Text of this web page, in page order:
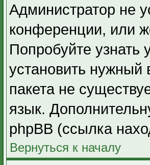
Администратор не
конференции, или
Попробуйте
установить нужный
пакета не
язык.
phpBB (ссылка
Вернуться к началу